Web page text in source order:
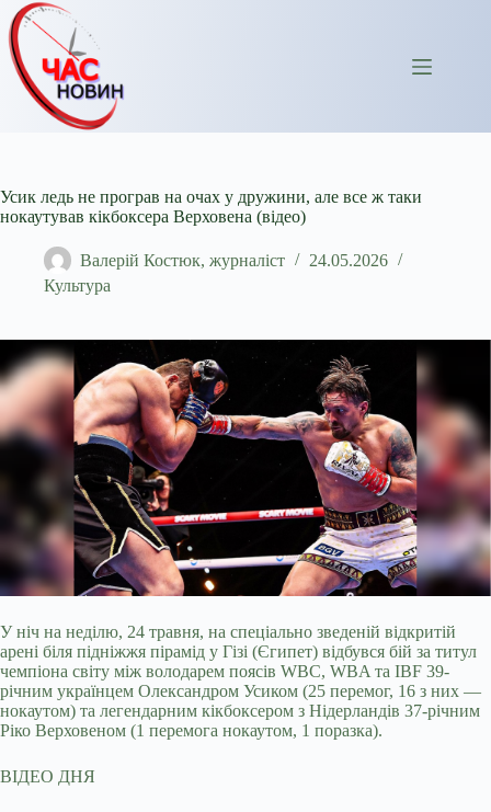
Перейти
до
вмісту
Усик ледь не програв на очах у дружини, але все ж таки
нокаутував кікбоксера Верховена (відео)
Валерій Костюк, журналіст
24.05.2026
Культура
У ніч на неділю, 24 травня, на спеціально зведеній відкритій
арені біля підніжжя пірамід у Гізі (Єгипет) відбувся бій за титул
чемпіона світу між володарем поясів WBC, WBA та IBF 39-
річним українцем Олександром Усиком (25 перемог, 16 з них —
нокаутом) та легендарним кікбоксером з Нідерландів 37-річним
Ріко Верховеном (1 перемога нокаутом, 1 поразка).
ВІДЕО ДНЯ